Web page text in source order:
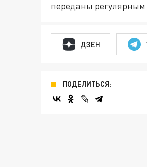
переданы регулярным
ДЗЕН
ПОДЕЛИТЬСЯ: